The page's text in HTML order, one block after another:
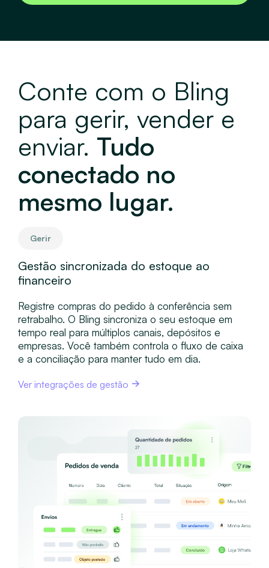
Conte com o Bling
para gerir, vender e
enviar. Tudo
conectado no
mesmo lugar.
Gerir
Gestão sincronizada do estoque ao
financeiro
Registre compras do pedido à conferência sem
retrabalho. O Bling sincroniza o seu estoque em
tempo real para múltiplos canais, depósitos e
empresas. Você também controla o fluxo de caixa
e a conciliação para manter tudo em dia.
Ver integrações de gestão